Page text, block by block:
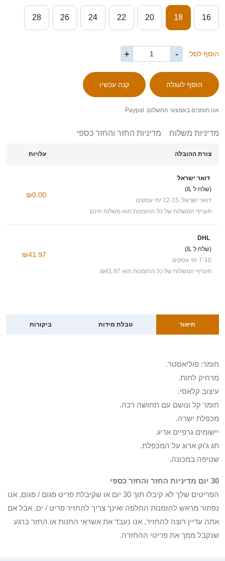
16
18
20
22
24
26
28
הוסף לסל: -
+
אנו תומכים באמצעי התשלום: Paypal
מדיניות משלוח מדיניות החזר והחזר כספי
צורת ההובלה עלויות
דואר ישראל
(שלח ל IL)
דואר ישראל: 12-15 ימי עסקים
תעריף המשלוח של כל ההזמנות הוא משלוח חינם
₪0.00
DHL
(שלח ל IL)
7-10 ימי עסקים
תעריף המשלוח של כל ההזמנות הוא ₪41.97
₪41.97
תיאור טבלת מידות ביקורות
חומר: פוליאסטר.
מרחיק לחות.
עיצוב קלאסי.
חומר קל ונושם עם תחושה רכה.
מכפלת ישרה.
יישומים גרפיים אריג.
תג ג'וק ארוג על המכפלת.
שטיפה במכונה.
30 יום מדיניות החזר והחזר כספי
הפריטים שלך לא קיבלו תוך 30 יום או שקיבלת פריט פגום / פגום, אנו
נפתור מראש להזמנות החלפה ואינך צריך להחזיר פריט / ים. אבל אם
אתה עדיין רוצה להחזיר, אנו נעבד את אשראי החנות או החזר ברגע
שנקבל ממך את פריטי ההחזרה.